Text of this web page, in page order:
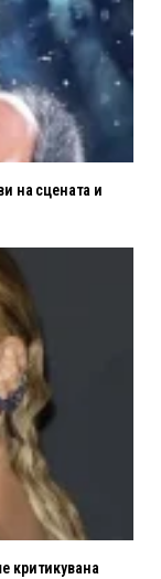
на сцената и
критикувана